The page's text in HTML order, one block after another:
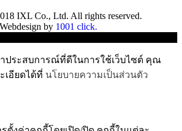
IXL Co., Ltd. All rights reserved.
Webdesign by 1001 click.
ประสบการณ์ที่ดีในการใช้เว็บไซต์ คุณ
เอียดได้ที่ นโยบายความเป็นส่วนตัว